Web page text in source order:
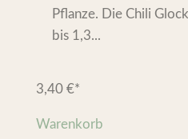
Pflanze. Die Chili
bis 1,3...
3,40 €*
Warenkorb